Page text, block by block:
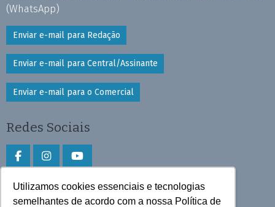
Utilizamos cookies essenciais e tecnologias
semelhantes de acordo com a nossa Política de
(WhatsApp)
Enviar e-mail para Redação
Enviar e-mail para Central/Assinante
Enviar e-mail para o Comercial
Redes Sociais
Faça download do aplicativo